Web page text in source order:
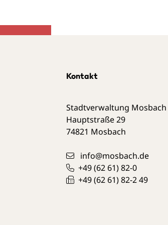
Kontakt
Stadtverwaltung Mosbach
Hauptstraße 29
74821 Mosbach
info@mosbach.de
+49 (6261) 82-0
+49 (6261) 82-249